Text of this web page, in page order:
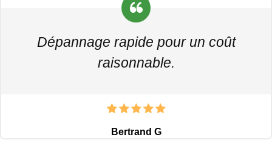
Dépannage rapide pour un coût
raisonnable.
Bertrand G